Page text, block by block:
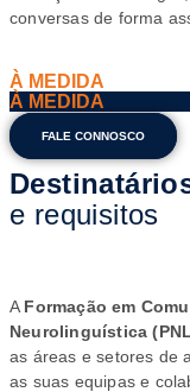
conversas de forma
À MEDIDA
À MEDIDA
FALE CONNOSCO
e requisitos
A Formação em
Neurolinguística
as áreas e setores de
as suas equipas e